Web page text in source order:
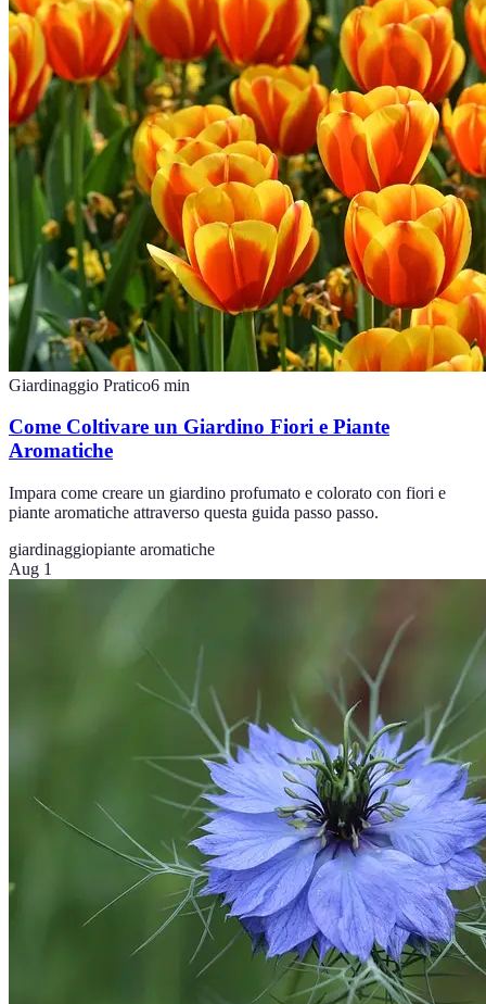
Giardinaggio Pratico6 min
Come Coltivare un Giardino Fiori e Piante
Aromatiche
Impara come creare un giardino profumato e colorato con fiori e
piante aromatiche attraverso questa guida passo passo.
giardinaggiopiante aromatiche
Aug 1